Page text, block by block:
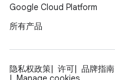
Google Cloud Platform
所有产品
隐私权政策 许可 品牌指南